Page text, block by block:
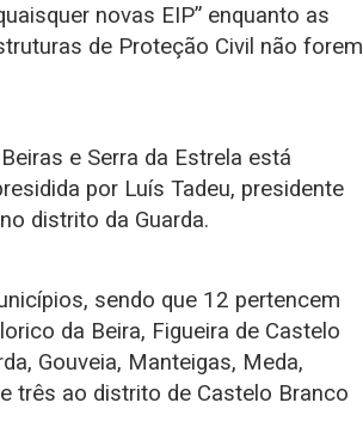
novas EIP” enquanto as
de Proteção Civil não forem
e Serra da Estrela está
por Luís Tadeu, presidente
distrito da Guarda.
sendo que 12 pertencem
da Beira, Figueira de Castelo
Gouveia, Manteigas, Meda,
três ao distrito de Castelo Branco